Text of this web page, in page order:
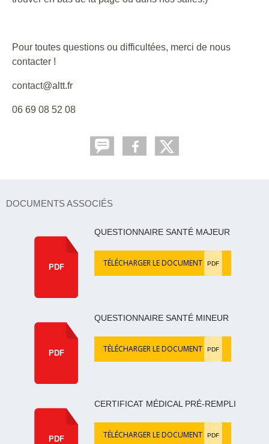
Pour toutes questions ou difficultées, merci de nous
contacter !
contact@altt.fr
06 69 08 52 08
DOCUMENTS ASSOCIÉS
PDF
QUESTIONNAIRE SANTÉ MAJEUR
TÉLÉCHARGER LE DOCUMENT PDF
PDF
QUESTIONNAIRE SANTÉ MINEUR
TÉLÉCHARGER LE DOCUMENT PDF
PDF
CERTIFICAT MÉDICAL PRÉ-REMPLI
TÉLÉCHARGER LE DOCUMENT PDF